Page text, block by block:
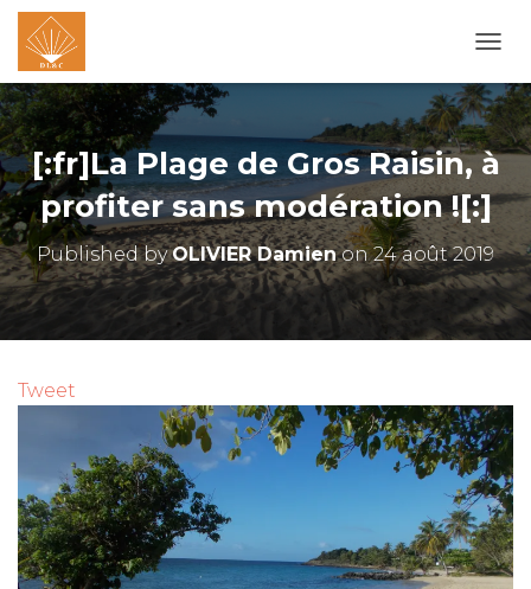
U
V
R
I
R
/
R
M
E
R
A
V
I
G
A
T
I
O
[:fr]La Plage de Gros Raisin, à
profiter sans modération ![:]
Published byOLIVIER Damienon24 août 2019
Tweet